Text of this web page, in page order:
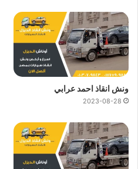
ونش انقاذ احمد عرابي
2023-08-28